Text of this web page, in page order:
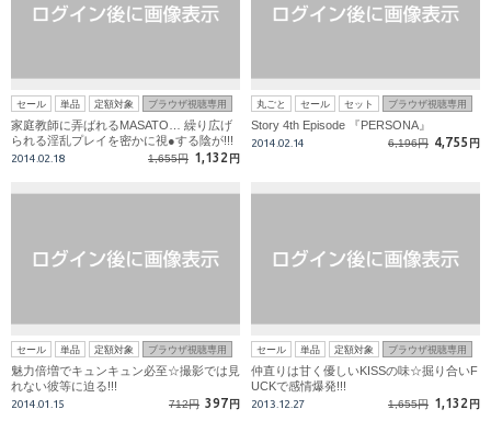
セール 単品 定額対象 ブラウザ視聴専用
家庭教師に弄ばれるMASATO… 繰り広げ
られる淫乱プレイを密かに視●する陰が!!!
2014.02.18 1,655円 1,132 円
丸ごと セール セット ブラウザ視聴専用
Story 4th Episode 『PERSONA』
2014.02.14 6,196円 4,755 円
セール 単品 定額対象 ブラウザ視聴専用
魅力倍増でキュンキュン必至☆撮影では見
れない彼等に迫る!!!
2014.01.15 712円 397 円
セール 単品 定額対象 ブラウザ視聴専用
仲直りは甘く優しいKISSの味☆掘り合いF
UCKで感情爆発!!!
2013.12.27 1,655円 1,132 円